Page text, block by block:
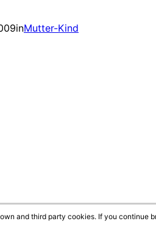
inMutter-Kind
own and third party cookies. If you continue